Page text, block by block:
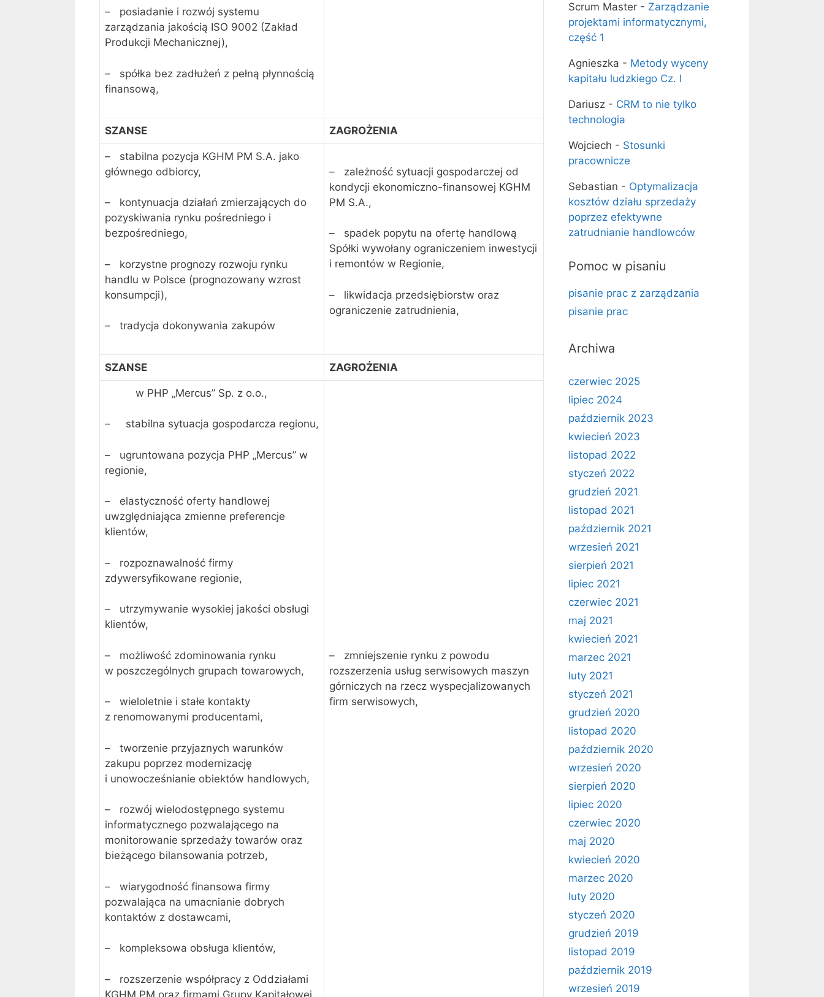
– posiadanie i rozwój systemu
zarządzania jakością ISO 9002 (Zakład
Produkcji Mechanicznej),
– spółka bez zadłużeń z pełną płynnością
finansową,
SZANSE ZAGROŻENIA
– stabilna pozycja KGHM PM S.A. jako
głównego odbiorcy,
– kontynuacja działań zmierzających do
pozyskiwania rynku pośredniego i
bezpośredniego,
– korzystne prognozy rozwoju rynku
handlu w Polsce (prognozowany wzrost
konsumpcji),
– tradycja dokonywania zakupów
– zależność sytuacji gospodarczej od
kondycji ekonomiczno-finansowej KGHM
PM S.A.,
– spadek popytu na ofertę handlową
Spółki wywołany ograniczeniem inwestycji
i remontów w Regionie,
– likwidacja przedsiębiorstw oraz
ograniczenie zatrudnienia,
SZANSE ZAGROŻENIA
w PHP „Mercus” Sp. z o.o.,
– stabilna sytuacja gospodarcza regionu,
– ugruntowana pozycja PHP „Mercus” w
regionie,
– elastyczność oferty handlowej
uwzględniająca zmienne preferencje
klientów,
– rozpoznawalność firmy
zdywersyfikowane regionie,
– utrzymywanie wysokiej jakości obsługi
klientów,
– możliwość zdominowania rynku
w poszczególnych grupach towarowych,
– wieloletnie i stałe kontakty
z renomowanymi producentami,
– tworzenie przyjaznych warunków
zakupu poprzez modernizację
i unowocześnianie obiektów handlowych,
– rozwój wielodostępnego systemu
informatycznego pozwalającego na
monitorowanie sprzedaży towarów oraz
bieżącego bilansowania potrzeb,
– wiarygodność finansowa firmy
pozwalająca na umacnianie dobrych
kontaktów z dostawcami,
– kompleksowa obsługa klientów,
– rozszerzenie współpracy z Oddziałami
KGHM PM oraz firmami Grupy Kapitałowej,
– zmniejszenie rynku z powodu
rozszerzenia usług serwisowych maszyn
górniczych na rzecz wyspecjalizowanych
firm serwisowych,
Scrum Master - Zarządzanie
projektami informatycznymi,
część 1
Agnieszka - Metody wyceny
kapitału ludzkiego Cz. I
Dariusz - CRM to nie tylko
technologia
Wojciech - Stosunki
pracownicze
Sebastian - Optymalizacja
kosztów działu sprzedaży
poprzez efektywne
zatrudnianie handlowców
Pomoc w pisaniu
pisanie prac z zarządzania
pisanie prac
Archiwa
czerwiec 2025
lipiec 2024
październik 2023
kwiecień 2023
listopad 2022
styczeń 2022
grudzień 2021
listopad 2021
październik 2021
wrzesień 2021
sierpień 2021
lipiec 2021
czerwiec 2021
maj 2021
kwiecień 2021
marzec 2021
luty 2021
styczeń 2021
grudzień 2020
listopad 2020
październik 2020
wrzesień 2020
sierpień 2020
lipiec 2020
czerwiec 2020
maj 2020
kwiecień 2020
marzec 2020
luty 2020
styczeń 2020
grudzień 2019
listopad 2019
październik 2019
wrzesień 2019